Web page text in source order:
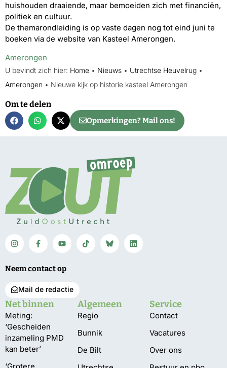
huishouden draaiende, maar bemoeiden zich met financiën,
politiek en cultuur.
De themarondleiding is op vaste dagen nog tot eind juni te
boeken via de website van Kasteel Amerongen.
Amerongen
U bevindt zich hier: Home • Nieuws • Utrechtse Heuvelrug •
Amerongen • Nieuwe kijk op historie kasteel Amerongen
Om te delen
Opmerkingen? Mail ons!
Neem contact op
Mail de redactie
Net binnen
Meting:
‘Gescheiden
inzameling PMD
kan beter’
Algemeen
Regio
Bunnik
De Bilt
Service
Contact
Vacatures
Over ons